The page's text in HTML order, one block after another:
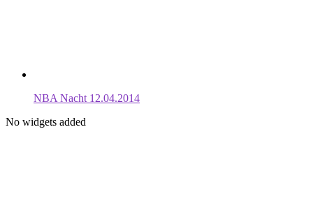
NBA Nacht 12.04.2014
No widgets added